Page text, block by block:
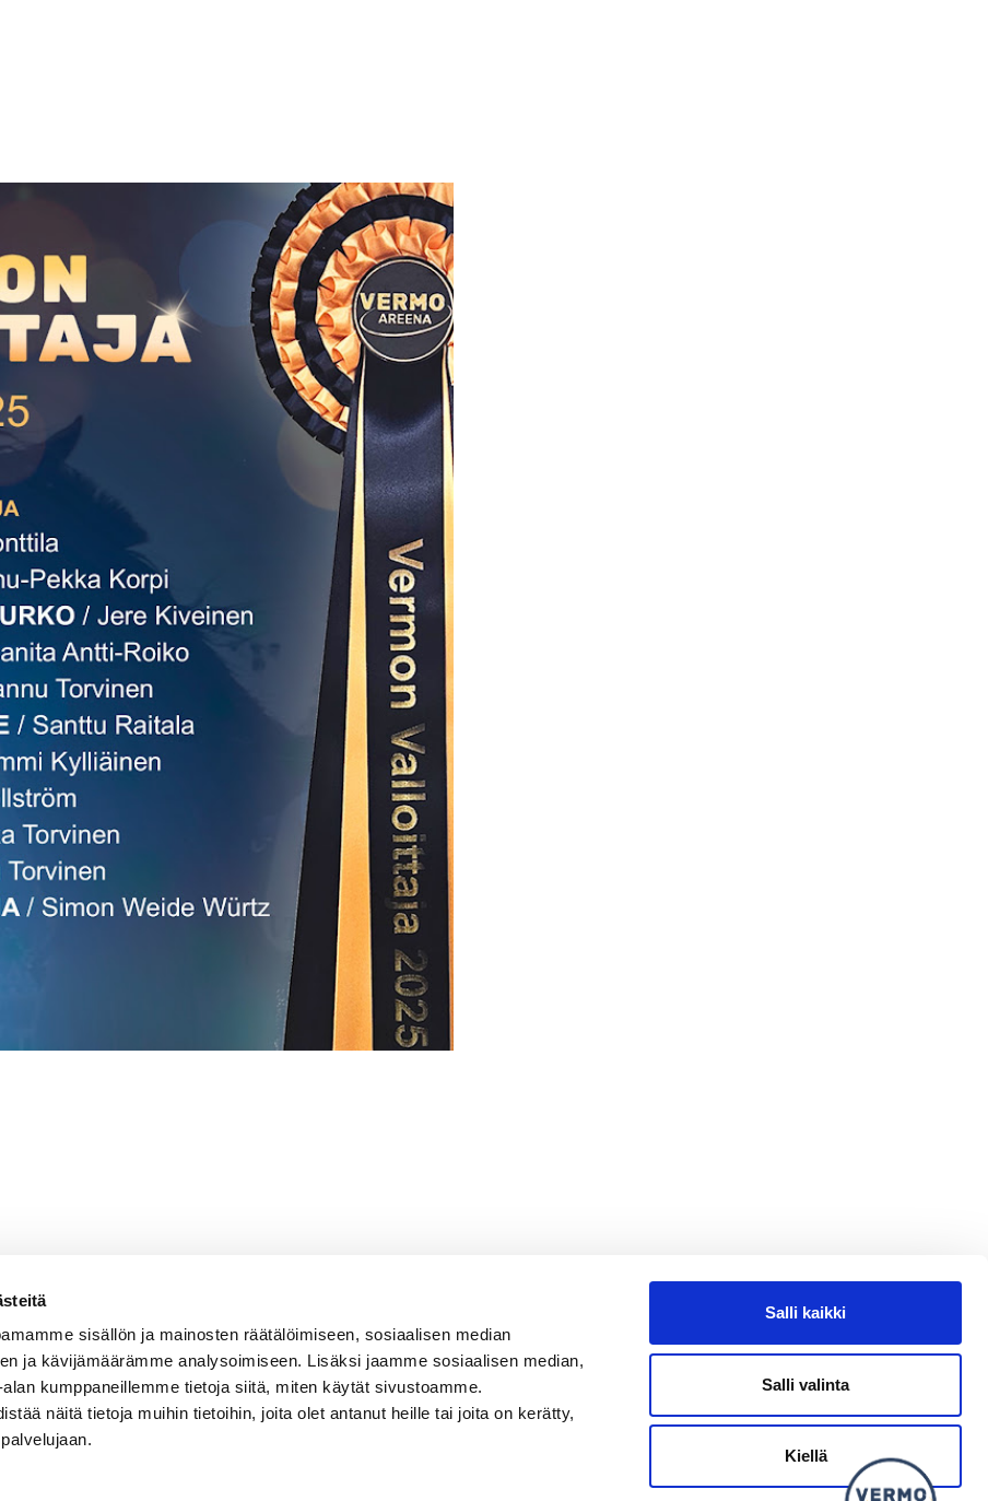
sisällön ja mainosten räätälöimiseen, sosiaalisen median
ja kävijämäärämme analysoimiseen. Lisäksi jaamme sosiaalisen median,
kumppaneillemme tietoja siitä, miten käytät sivustoamme.
näitä tietoja muihin tietoihin, joita olet antanut heille tai joita on kerätty,
Salli kaikki
Salli valinta
Kiellä
Kysy tapahtumista tai raveista
VERMON RAVIRATA OY SEURAA MEITÄ